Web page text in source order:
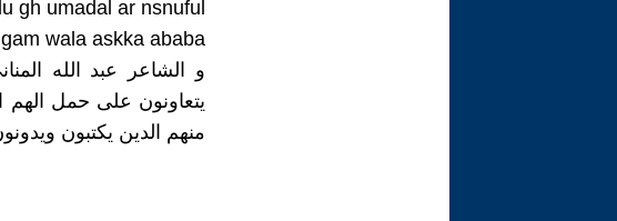
gh umadal ar nsnuful
wala askka ababa
و الشاعر عبد الله
يتعاونون على حمل الهم
منهم الدين يكتبون